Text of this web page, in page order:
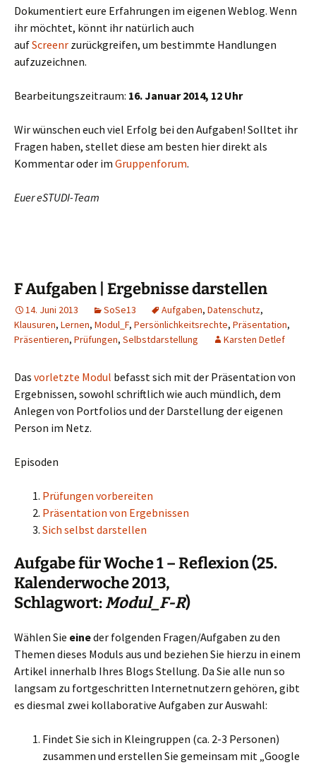
Dokumentiert eure Erfahrungen im eigenen Weblog. Wenn
ihr möchtet, könnt ihr natürlich auch
aufScreenr zurückgreifen, um bestimmte Handlungen
aufzuzeichnen.
Bearbeitungszeitraum: 16. Januar 2014, 12 Uhr
Wir wünschen euch viel Erfolg bei den Aufgaben! Solltet ihr
Fragen haben, stellet diese am besten hier direkt als
Kommentar oder im Gruppenforum.
Euer eSTUDI-Team
F Aufgaben | Ergebnisse darstellen
14. Juni 2013 SoSe13 Aufgaben, Datenschutz,
Klausuren, Lernen, Modul_F, Persönlichkeitsrechte, Präsentation,
Präsentieren, Prüfungen, Selbstdarstellung Karsten Detlef
Das vorletzte Modul befasst sich mit der Präsentation von
Ergebnissen, sowohl schriftlich wie auch mündlich, dem
Anlegen von Portfolios und der Darstellung der eigenen
Person im Netz.
Episoden
Prüfungen vorbereiten
Präsentation von Ergebnissen
Sich selbst darstellen
Aufgabe für Woche 1 – Reflexion (25.
Kalenderwoche 2013,
Schlagwort:Modul_F-R)
Wählen Sie eineder folgenden Fragen/Aufgaben zu den
Themen dieses Moduls aus und beziehen Sie hierzu in einem
Artikel innerhalb Ihres Blogs Stellung. Da Sie alle nun so
langsam zu fortgeschritten Internetnutzern gehören, gibt
es diesmal zwei kollaborative Aufgaben zur Auswahl:
Findet Sie sich in Kleingruppen (ca. 2-3 Personen)
zusammen und erstellen Sie gemeinsam mit „Google